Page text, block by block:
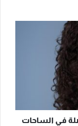
في الساحات